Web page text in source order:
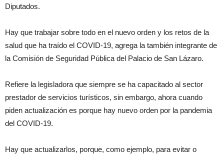
Diputados.
Hay que trabajar sobre todo en el nuevo orden y los retos de la
salud que ha traído el COVID-19, agrega la también integrante de
la Comisión de Seguridad Pública del Palacio de San Lázaro.
Refiere la legisladora que siempre se ha capacitado al sector
prestador de servicios turísticos, sin embargo, ahora cuando
piden actualización es porque hay nuevo orden por la pandemia
del COVID-19.
Hay que actualizarlos, porque, como ejemplo, para evitar o